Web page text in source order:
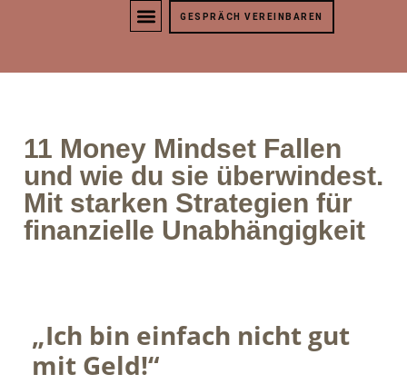
GESPRÄCH VEREINBAREN
11 Money Mindset Fallen
und wie du sie überwindest.
Mit starken Strategien für
finanzielle Unabhängigkeit
„Ich bin einfach nicht gut
mit Geld!“